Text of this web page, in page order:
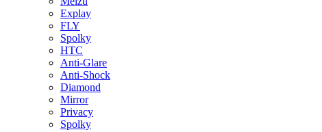
Explay
FLY
Spolky
HTC
Anti-Glare
Anti-Shock
Diamond
Mirror
Privacy
Spolky